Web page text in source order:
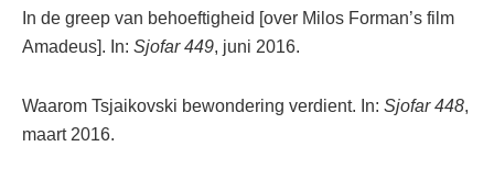
In de greep van behoeftigheid [over Milos Forman’s film
Amadeus]. In: Sjofar 449, juni 2016.
Waarom Tsjaikovski bewondering verdient. In: Sjofar 448,
maart 2016.